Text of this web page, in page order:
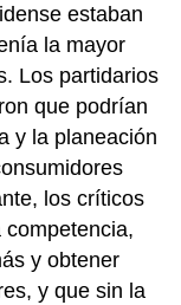
estaban
la mayor
Los partidarios
que podrían
y la planeación
los críticos
y obtener
y que sin la